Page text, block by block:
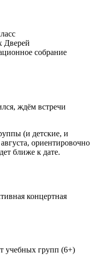
Дверей
собрание
ждём встречи
(и детские, и
ориентировочно
ближе к дате.
концертная
учебных групп (6+)